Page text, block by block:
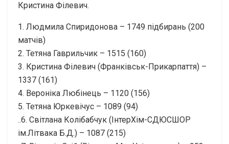
Кристина Філевич.
1. Людмила Спиридонова – 1749 підбирань (200
матчів)
2. Тетяна Гаврильчик – 1515 (160)
3. Кристина Філевич (Франківськ-Прикарпаття) –
1337 (161)
4. Вероніка Любінець – 1120 (156)
5. Тетяна Юркевічус – 1089 (94)
..6. Світлана Колібабчук (ІнтерХім-СДЮСШОР
ім.Літвака Б.Д.) – 1087 (215)